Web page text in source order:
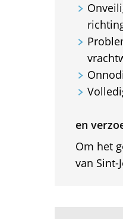
en
Om het
van Sint-